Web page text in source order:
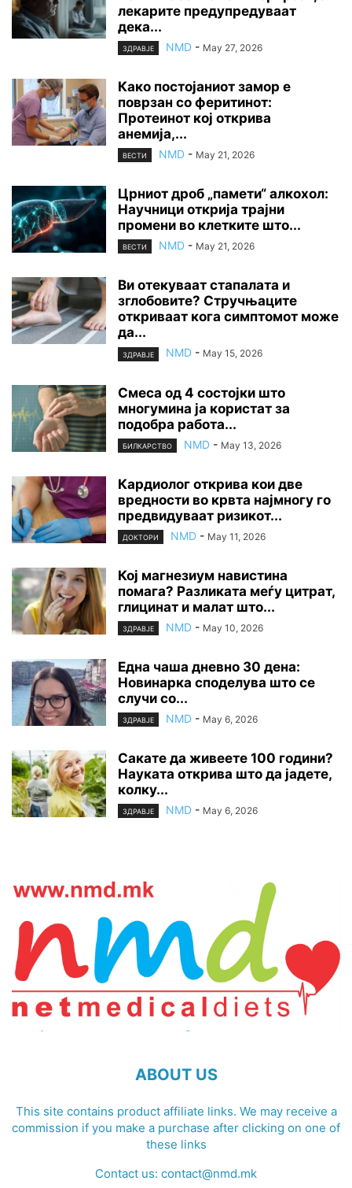
лекарите предупредуваат
дека...
ЗДРАВЈЕ NMD - May 27, 2026
Како постојаниот замор е
поврзан со феритинот:
Протеинот кој открива
анемија,...
ВЕСТИ NMD - May 21, 2026
Црниот дроб „памети“ алкохол:
Научници открија трајни
промени во клетките што...
ВЕСТИ NMD - May 21, 2026
Ви отекуваат стапалата и
зглобовите? Стручњаците
откриваат кога симптомот може
да...
ЗДРАВЈЕ NMD - May 15, 2026
Смеса од 4 состојки што
многумина ја користат за
подобра работа...
БИЛКАРСТВО NMD - May 13, 2026
Кардиолог открива кои две
вредности во крвта најмногу го
предвидуваат ризикот...
ДОКТОРИ NMD - May 11, 2026
Кој магнезиум навистина
помага? Разликата меѓу цитрат,
глицинат и малат што...
ЗДРАВЈЕ NMD - May 10, 2026
Една чаша дневно 30 дена:
Новинарка споделува што се
случи со...
ЗДРАВЈЕ NMD - May 6, 2026
Сакате да живеете 100 години?
Науката открива што да јадете,
колку...
ЗДРАВЈЕ NMD - May 6, 2026
ABOUT US
This site contains product affiliate links. We may receive a
commission if you make a purchase after clicking on one of
these links
Contact us: contact@nmd.mk